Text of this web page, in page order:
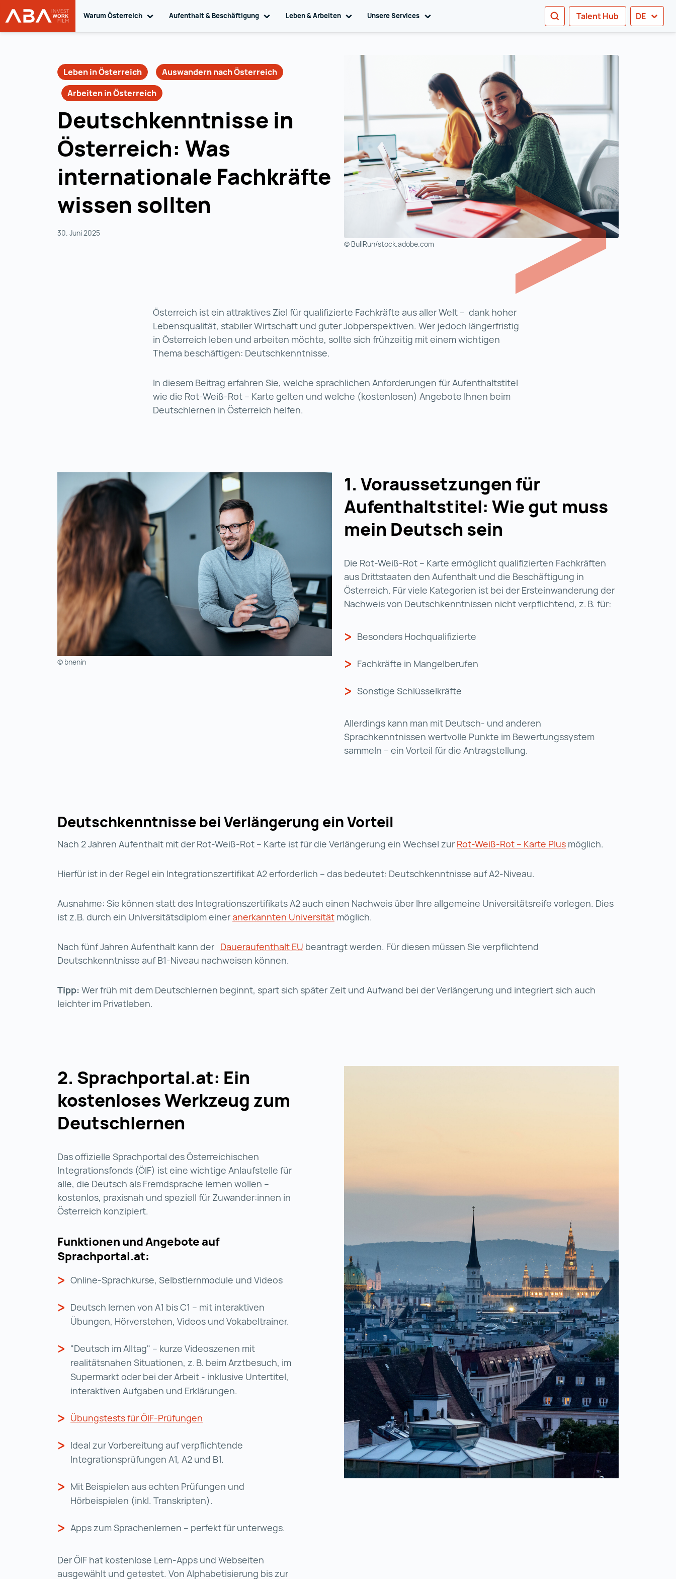
WORK in AUSTRIA
Warum Österreich Toggle sub navigation
Aufenthalt & Beschäftigung Toggle sub navigation
Leben & Arbeiten Toggle sub navigation
Unsere Services Toggle sub navigation SEARCHTalent Hub DE
© BullRun/stock.adobe.com
Leben in Österreich
Auswandern nach Österreich
Arbeiten in Österreich
Deutschkenntnisse in
Österreich: Was
internationale Fachkräfte
wissen sollten
30. Juni 2025
Österreich ist ein attraktives Ziel für qualifizierte Fachkräfte aus aller Welt – dank hoher
Lebensqualität, stabiler Wirtschaft und guter Jobperspektiven. Wer jedoch längerfristig
in Österreich leben und arbeiten möchte, sollte sich frühzeitig mit einem wichtigen
Thema beschäftigen: Deutschkenntnisse.
In diesem Beitrag erfahren Sie, welche sprachlichen Anforderungen für Aufenthaltstitel
wie die Rot-Weiß-Rot – Karte gelten und welche (kostenlosen) Angebote Ihnen beim
Deutschlernen in Österreich helfen.
© bnenin
1. Voraussetzungen für
Aufenthaltstitel: Wie gut muss
mein Deutsch sein
Die Rot-Weiß-Rot – Karte ermöglicht qualifizierten Fachkräften
aus Drittstaaten den Aufenthalt und die Beschäftigung in
Österreich. Für viele Kategorien ist bei der Ersteinwanderung der
Nachweis von Deutschkenntnissen nicht verpflichtend, z. B. für:
Besonders Hochqualifizierte
Fachkräfte in Mangelberufen
Sonstige Schlüsselkräfte
Allerdings kann man mit Deutsch- und anderen
Sprachkenntnissen wertvolle Punkte im Bewertungssystem
sammeln – ein Vorteil für die Antragstellung.
Deutschkenntnisse bei Verlängerung ein Vorteil
Nach 2 Jahren Aufenthalt mit der Rot-Weiß-Rot – Karte ist für die Verlängerung ein Wechsel zur Rot-Weiß-Rot – Karte Plus Rot-Weiß-Rot – Karte
möglich.
Hierfür ist in der Regel ein Integrationszertifikat A2 erforderlich – das bedeutet: Deutschkenntnisse auf A2-Niveau.
Ausnahme: Sie können statt des Integrationszertifikats A2 auch einen Nachweis über Ihre allgemeine Universitätsreife vorlegen. Dies
ist z.B. durch ein Universitätsdiplom eineranerkannten Universität anerkannten Universität (wird in einer neuen Registerkarte geöffnet)
möglich.
Nach fünf Jahren Aufenthalt kann der Daueraufenthalt EU Daueraufenthalt EU (wird in einer neuen Registerkarte geöffnet)
beantragt werden. Für diesen müssen Sie verpflichtend
Deutschkenntnisse auf B1-Niveau nachweisen können.
Tipp: Wer früh mit dem Deutschlernen beginnt, spart sich später Zeit und Aufwand bei der Verlängerung und integriert sich auch
leichter im Privatleben.
2. Sprachportal.at: Ein
kostenloses Werkzeug zum
Deutschlernen
Das offizielle Sprachportal des Österreichischen
Integrationsfonds (ÖIF) ist eine wichtige Anlaufstelle für
alle, die Deutsch als Fremdsprache lernen wollen –
kostenlos, praxisnah und speziell für Zuwander:innen in
Österreich konzipiert.
Funktionen und Angebote auf
Sprachportal.at:
Online-Sprachkurse, Selbstlernmodule und Videos
Deutsch lernen von A1 bis C1 – mit interaktiven
Übungen, Hörverstehen, Videos und Vokabeltrainer.
"Deutsch im Alltag" – kurze Videoszenen mit
realitätsnahen Situationen, z. B. beim Arztbesuch, im
Supermarkt oder bei der Arbeit - inklusive Untertitel,
interaktiven Aufgaben und Erklärungen.
Übungstests für ÖIF-Prüfungen Übungstests für ÖIF-Prüfungen (wird in einer neuen Registerkarte geöffnet)
Ideal zur Vorbereitung auf verpflichtende
Integrationsprüfungen A1, A2 und B1.
Mit Beispielen aus echten Prüfungen und
Hörbeispielen (inkl. Transkripten).
Apps zum Sprachenlernen – perfekt für unterwegs.
Der ÖIF hat kostenlose Lern-Apps und Webseiten
ausgewählt und getestet. Von Alphabetisierung bis zur